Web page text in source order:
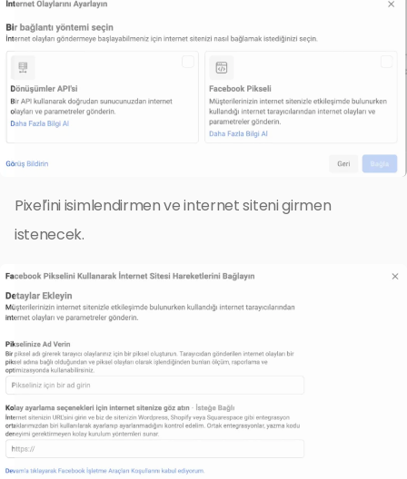
Pixel’ini isimlendirmen ve internet siteni girmen
istenecek.